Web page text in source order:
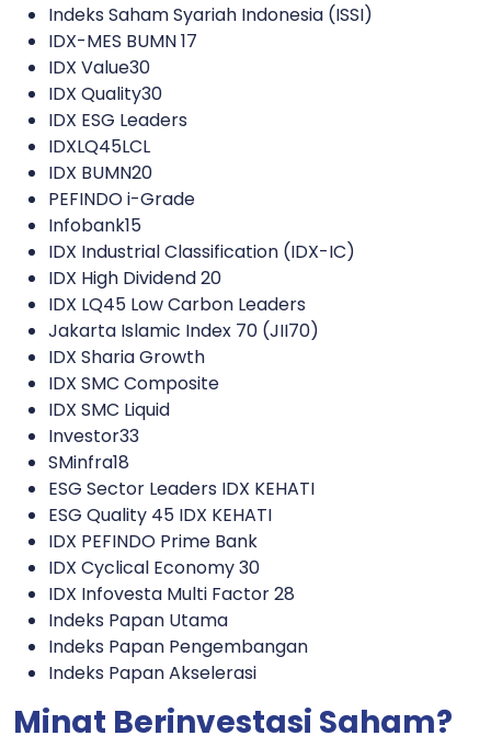
Indeks Saham Syariah Indonesia (ISSI)
IDX-MES BUMN 17
IDX Value30
IDX Quality30
IDX ESG Leaders
IDXLQ45LCL
IDX BUMN20
PEFINDO i-Grade
Infobank15
IDX Industrial Classification (IDX-IC)
IDX High Dividend 20
IDX LQ45 Low Carbon Leaders
Jakarta Islamic Index 70 (JII70)
IDX Sharia Growth
IDX SMC Composite
IDX SMC Liquid
Investor33
SMinfra18
ESG Sector Leaders IDX KEHATI
ESG Quality 45 IDX KEHATI
IDX PEFINDO Prime Bank
IDX Cyclical Economy 30
IDX Infovesta Multi Factor 28
Indeks Papan Utama
Indeks Papan Pengembangan
Indeks Papan Akselerasi
Minat Berinvestasi Saham?